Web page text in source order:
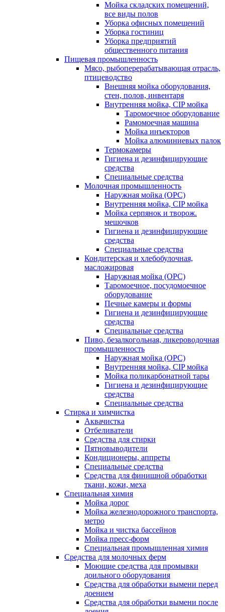
Мойка складских помещений,
все виды полов
Уборка офисных помещений
Уборка гостиниц
Уборка предприятий
общественного питания
Пищевая промышленность
Мясо, рыбоперерабатывающая отрасль,
птицеводство
Внешняя мойка оборудования,
стен, полов, инвентаря
Внутренняя мойка, CIP мойка
Таромоечное оборудование
Рамомоечная машина
Мойка инъекторов
Мойка алюминиевых палок
Термокамеры
Гигиена и дезинфицирующие
средства
Специальные средства
Молочная промышленность
Наружная мойка (ОРС)
Внутренняя мойка, CIP мойка
Мойка серпянок и творож.
мешочков
Гигиена и дезинфицирующие
средства
Специальные средства
Кондитерская и хлебобулочная,
масложировая
Наружная мойка (ОРС)
Таромоечное, посудомоечное
оборудование
Печные камеры и формы
Гигиена и дезинфицирующие
средства
Специальные средства
Пиво, безалкогольная, ликероводочная
промышленность
Наружная мойка (ОРС)
Внутренняя мойка, CIP мойка
Мойка поликарбонатной тары
Гигиена и дезинфицирующие
средства
Специальные средства
Стирка и химчистка
Аквачистка
Отбеливатели
Средства для стирки
Пятновыводители
Кондиционеры, аппреты
Специальные средства
Средства для финишной обработки
ткани, кожи, меха
Специальная химия
Мойка дорог
Мойка железнодорожного транспорта,
метро
Мойка и чистка бассейнов
Мойка пресс-форм
Специальная промышленная химия
Средства для молочных ферм
Моющие средства для промывки
доильного оборудования
Средства для обработки вымени перед
доением
Средства для обработки вымени после